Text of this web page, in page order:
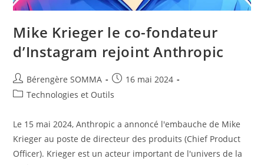
Mike Krieger le co-fondateur
d’Instagram rejoint Anthropic
Auteur/autrice
de
Bérengère SOMMA
Post
published:
16 mai 2024
PostTechnologies et Outils
Le 15 mai 2024, Anthropic a annoncé l'embauche de Mike
Krieger au poste de directeur des produits (Chief Product
Officer). Krieger est un acteur important de l'univers de la